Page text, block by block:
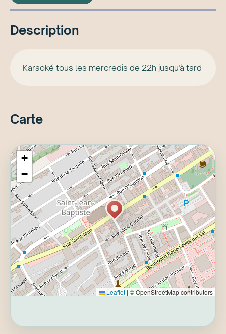
Description
Karaoké tous les mercredis de 22h jusqu'à tard
Carte
+
−
Leaflet | © OpenStreetMap contributors